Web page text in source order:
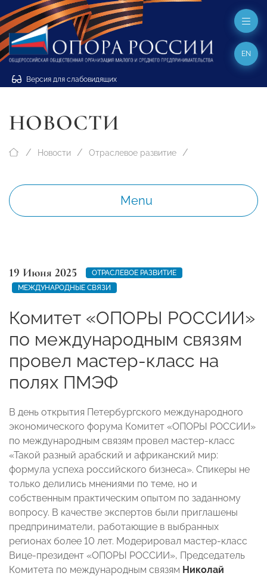
Версия для слабовидящих
EN
НОВОСТИ
Новости Отраслевое развитие
Menu
19 Июня 2025
ОТРАСЛЕВОЕ РАЗВИТИЕ
МЕЖДУНАРОДНЫЕ СВЯЗИ
Комитет «ОПОРЫ РОССИИ»
по международным связям
провел мастер-класс на
полях ПМЭФ
В день открытия Петербургского международного
экономического форума Комитет «ОПОРЫ РОССИИ»
по международным связям провел мастер-класс
«Такой разный арабский и африканский мир:
формула успеха российского бизнеса». Спикеры не
только делились мнениями по теме, но и
собственным практическим опытом по заданному
вопросу. В качестве экспертов были приглашены
предприниматели, работающие в выбранных
регионах более 10 лет. Модерировал мастер-класс
Вице-президент «ОПОРЫ РОССИИ», Председатель
Комитета по международным связям Николай